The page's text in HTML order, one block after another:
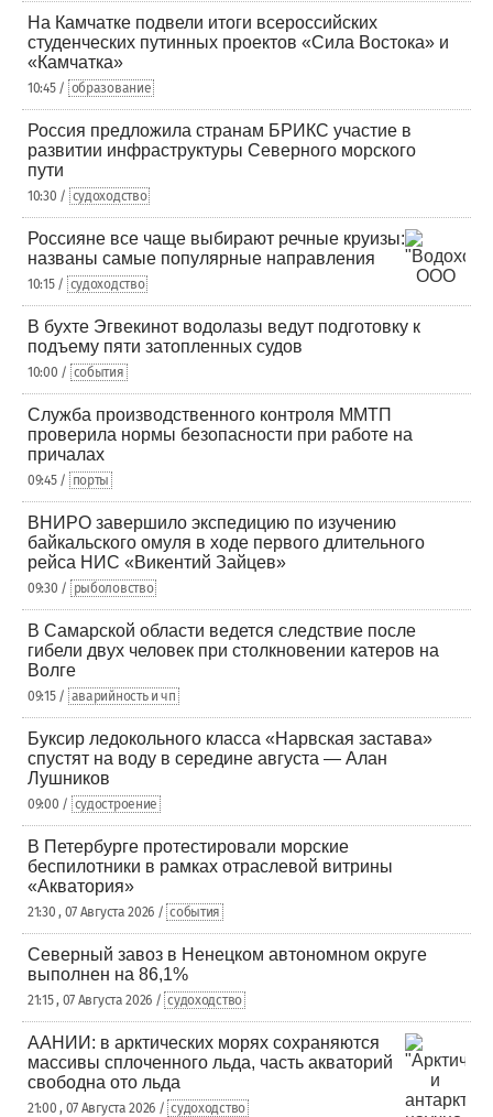
На Камчатке подвели итоги всероссийских
студенческих путинных проектов «Сила Востока» и
«Камчатка»
10:45 / образование
Россия предложила странам БРИКС участие в
развитии инфраструктуры Северного морского
пути
10:30 / судоходство
Россияне все чаще выбирают речные круизы:
названы самые популярные направления
10:15 / судоходство
В бухте Эгвекинот водолазы ведут подготовку к
подъему пяти затопленных судов
10:00 / события
Служба производственного контроля ММТП
проверила нормы безопасности при работе на
причалах
09:45 / порты
ВНИРО завершило экспедицию по изучению
байкальского омуля в ходе первого длительного
рейса НИС «Викентий Зайцев»
09:30 / рыболовство
В Самарской области ведется следствие после
гибели двух человек при столкновении катеров на
Волге
09:15 / аварийность и чп
Буксир ледокольного класса «Нарвская застава»
спустят на воду в середине августа — Алан
Лушников
09:00 / судостроение
В Петербурге протестировали морские
беспилотники в рамках отраслевой витрины
«Акватория»
21:30 , 07 Августа 2026 / события
Северный завоз в Ненецком автономном округе
выполнен на 86,1%
21:15 , 07 Августа 2026 / судоходство
ААНИИ: в арктических морях сохраняются
массивы сплоченного льда, часть акваторий
свободна ото льда
21:00 , 07 Августа 2026 / судоходство